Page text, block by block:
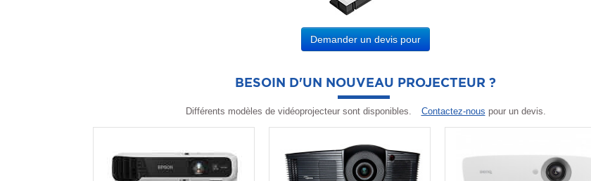
Demander un devis pour
BESOIN D'UN NOUVEAU PROJECTEUR ?
Différents modèles de vidéoprojecteur sont disponibles. Contactez-nous pour un devis.